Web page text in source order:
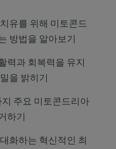
유를 위해 미토콘드
방법을 알아보기
력과 회복력을 유지
을 밝히기
주요 미토콘드리아
하기
화하는 혁신적인 최